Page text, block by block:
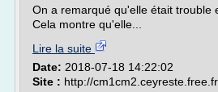
On a remarqué qu'elle était trouble
Cela montre qu'elle...
Lire la suite
Date: 2018-07-18 14:22:02
Site : http://cm1cm2.ceyreste.free.fr